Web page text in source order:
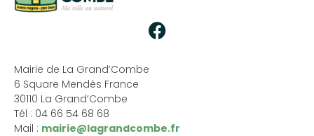
Mairie de La Grand’Combe
6 Square Mendès France
30110 La Grand’Combe
Tél : 04 66 54 68 68
Mail : mairie@lagrandcombe.fr